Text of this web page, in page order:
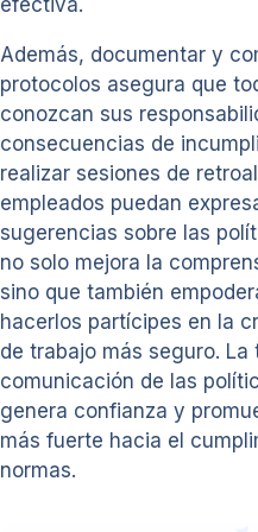
Además, documentar y
protocolos asegura que
conozcan sus
consecuencias de
realizar sesiones de
empleados puedan
sugerencias sobre las
no solo mejora la
sino que también
hacerlos partícipes en la
de trabajo más seguro. La
comunicación de las
genera confianza y
más fuerte hacia el
normas.